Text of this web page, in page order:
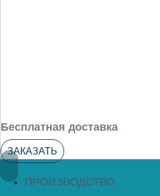
Бесплатная доставка
ЗАКАЗАТЬ
ПРОИЗВОДСТВО